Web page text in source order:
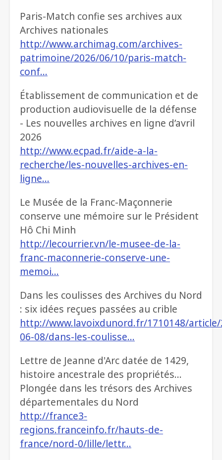
Paris-Match confie ses archives aux
Archives nationales
http://www.archimag.com/archives-
patrimoine/2026/06/10/paris-match-
conf…
Établissement de communication et de
production audiovisuelle de la défense
- Les nouvelles archives en ligne d’avril
2026
http://www.ecpad.fr/aide-a-la-
recherche/les-nouvelles-archives-en-
ligne…
Le Musée de la Franc-Maçonnerie
conserve une mémoire sur le Président
Hô Chi Minh
http://lecourrier.vn/le-musee-de-la-
franc-maconnerie-conserve-une-
memoi…
Dans les coulisses des Archives du Nord
: six idées reçues passées au crible
http://www.lavoixdunord.fr/1710148/article/
06-08/dans-les-coulisse…
Lettre de Jeanne d'Arc datée de 1429,
histoire ancestrale des propriétés...
Plongée dans les trésors des Archives
départementales du Nord
http://france3-
regions.franceinfo.fr/hauts-de-
france/nord-0/lille/lettr…